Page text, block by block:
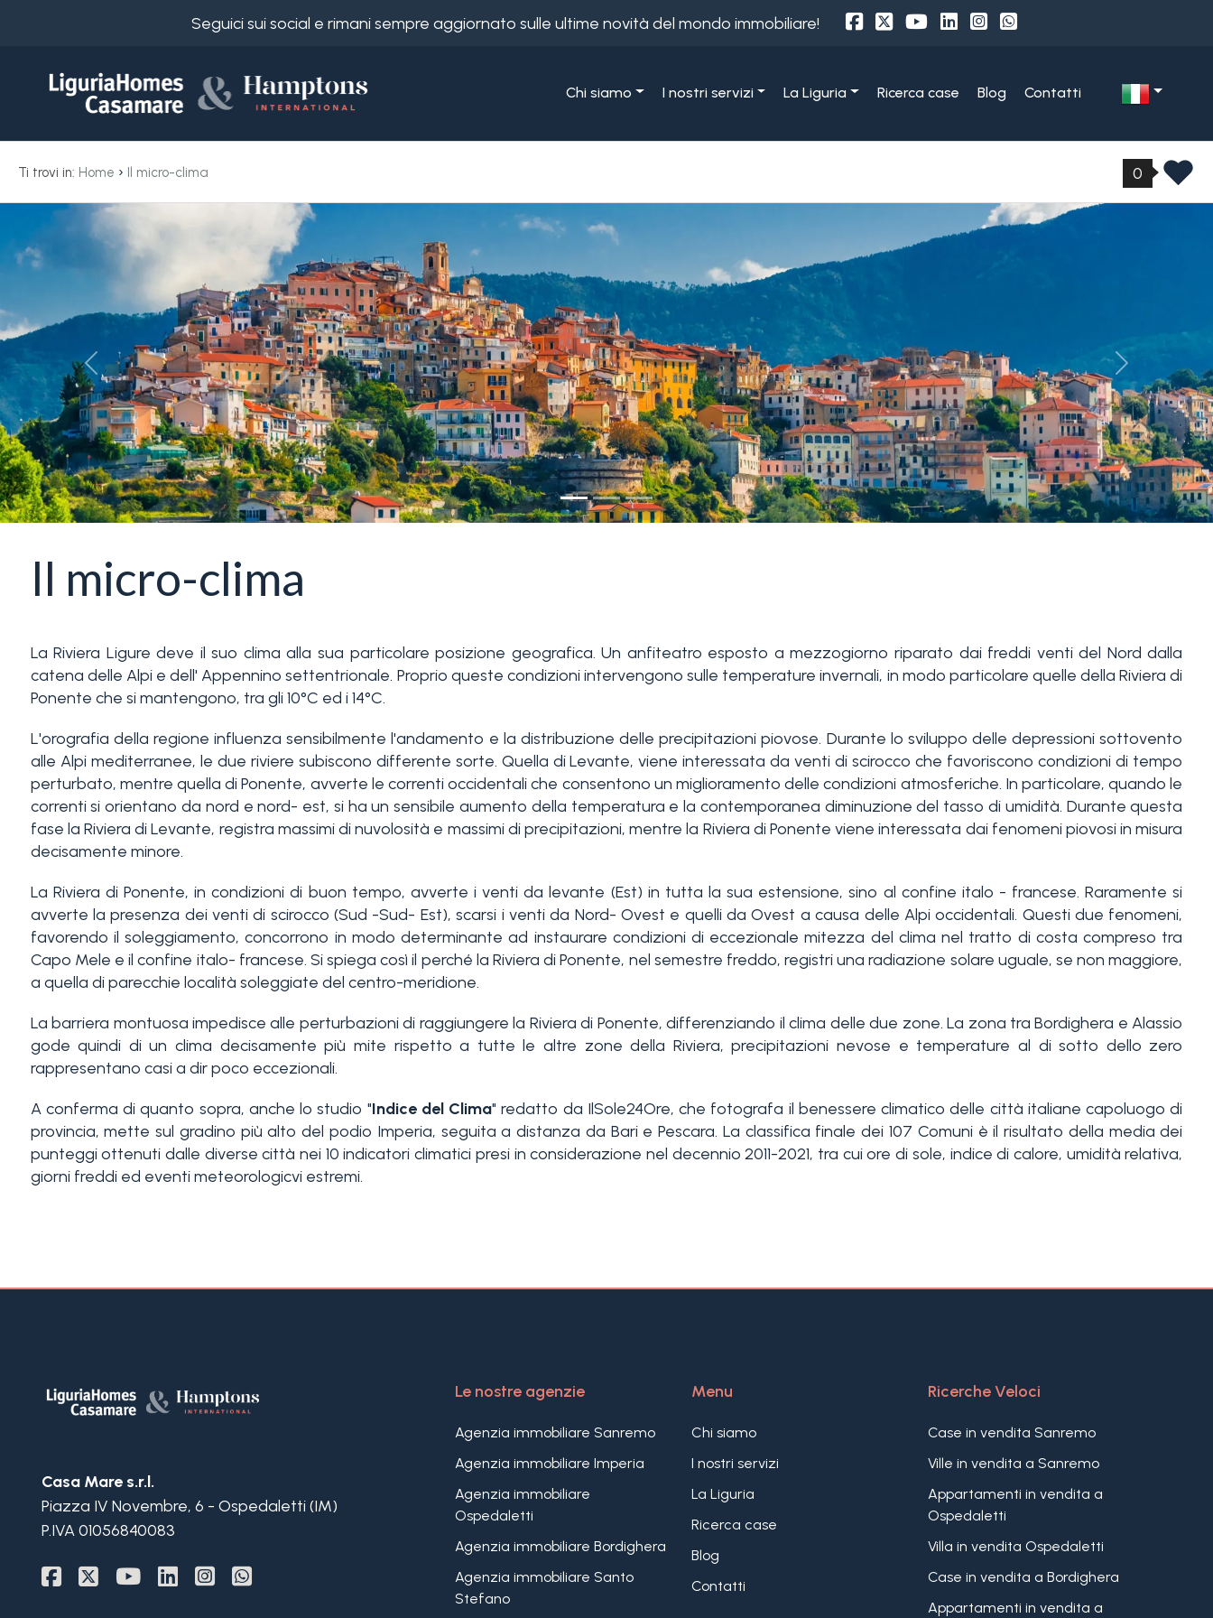
Seguici sui social e rimani sempre aggiornato sulle ultime novità del mondo immobiliare!
Chi siamo I nostri servizi La Liguria Ricerca case Blog Contatti
Ti trovi in: Home › Il micro-clima 0
« »
Il micro-clima
La Riviera Ligure deve il suo clima alla sua particolare posizione geografica. Un anfiteatro esposto a mezzogiorno riparato dai freddi venti del Nord dalla
catena delle Alpi e dell' Appennino settentrionale. Proprio queste condizioni intervengono sulle temperature invernali, in modo particolare quelle della Riviera di
Ponente che si mantengono, tra gli 10°C ed i 14°C.
L'orografia della regione influenza sensibilmente l'andamento e la distribuzione delle precipitazioni piovose. Durante lo sviluppo delle depressioni sottovento
alle Alpi mediterranee, le due riviere subiscono differente sorte. Quella di Levante, viene interessata da venti di scirocco che favoriscono condizioni di tempo
perturbato, mentre quella di Ponente, avverte le correnti occidentali che consentono un miglioramento delle condizioni atmosferiche. In particolare, quando le
correnti si orientano da nord e nord- est, si ha un sensibile aumento della temperatura e la contemporanea diminuzione del tasso di umidità. Durante questa
fase la Riviera di Levante, registra massimi di nuvolosità e massimi di precipitazioni, mentre la Riviera di Ponente viene interessata dai fenomeni piovosi in misura
decisamente minore.
La Riviera di Ponente, in condizioni di buon tempo, avverte i venti da levante (Est) in tutta la sua estensione, sino al confine italo - francese. Raramente si
avverte la presenza dei venti di scirocco (Sud -Sud- Est), scarsi i venti da Nord- Ovest e quelli da Ovest a causa delle Alpi occidentali. Questi due fenomeni,
favorendo il soleggiamento, concorrono in modo determinante ad instaurare condizioni di eccezionale mitezza del clima nel tratto di costa compreso tra
Capo Mele e il confine italo- francese. Si spiega così il perché la Riviera di Ponente, nel semestre freddo, registri una radiazione solare uguale, se non maggiore,
a quella di parecchie località soleggiate del centro-meridione.
La barriera montuosa impedisce alle perturbazioni di raggiungere la Riviera di Ponente, differenziando il clima delle due zone. La zona tra Bordighera e Alassio
gode quindi di un clima decisamente più mite rispetto a tutte le altre zone della Riviera, precipitazioni nevose e temperature al di sotto dello zero
rappresentano casi a dir poco eccezionali.
A conferma di quanto sopra, anche lo studio "Indice del Clima" redatto da IlSole24Ore, che fotografa il benessere climatico delle città italiane capoluogo di
provincia, mette sul gradino più alto del podio Imperia, seguita a distanza da Bari e Pescara. La classifica finale dei 107 Comuni è il risultato della media dei
punteggi ottenuti dalle diverse città nei 10 indicatori climatici presi in considerazione nel decennio 2011-2021, tra cui ore di sole, indice di calore, umidità relativa,
giorni freddi ed eventi meteorologicvi estremi.
Casa Mare s.r.l.
Piazza IV Novembre, 6 - Ospedaletti (IM)
P.IVA 01056840083
Le nostre agenzie
Agenzia immobiliare Sanremo
Agenzia immobiliare Imperia
Agenzia immobiliare
Ospedaletti
Agenzia immobiliare Bordighera
Agenzia immobiliare Santo
Stefano
Menu
Chi siamo
I nostri servizi
La Liguria
Ricerca case
Blog
Contatti
Ricerche Veloci
Case in vendita Sanremo
Ville in vendita a Sanremo
Appartamenti in vendita a
Ospedaletti
Villa in vendita Ospedaletti
Case in vendita a Bordighera
Appartamenti in vendita a
FR
DE
siamo
nostri
servizi
La
Liguria
case
Contatti
(0)
dove
cercare
Comune
Tipologia
-
multiscelta
Qualsiasi
Residenziali
Terreni
Prezzo
Camere
minime
Qualsiasi
1
2
Balcone/Terrazzo